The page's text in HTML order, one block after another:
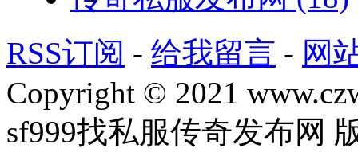
RSS订阅 - 给我留言 - 网
Copyright © 2021
sf999找私服传奇发布网